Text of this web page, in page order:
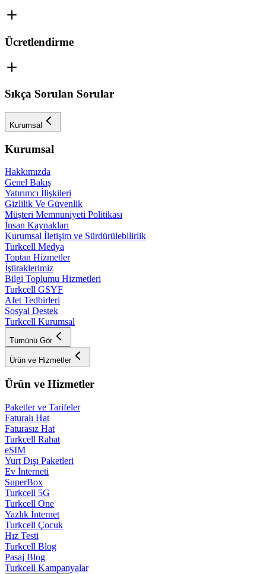
Ücretlendirme
Sıkça Sorulan Sorular
Kurumsal
Kurumsal
Hakkımızda
Genel Bakış
Yatırımcı İlişkileri
Gizlilik Ve Güvenlik
Müşteri Memnuniyeti Politikası
İnsan Kaynakları
Kurumsal İletişim ve Sürdürülebilirlik
Turkcell Medya
Toptan Hizmetler
İştiraklerimiz
Bilgi Toplumu Hizmetleri
Turkcell GSYF
Afet Tedbirleri
Sosyal Destek
Turkcell Kurumsal
Tümünü Gör
Ürün ve Hizmetler
Ürün ve Hizmetler
Paketler ve Tarifeler
Faturalı Hat
Faturasız Hat
Turkcell Rahat
eSIM
Yurt Dışı Paketleri
Ev İnterneti
SuperBox
Turkcell 5G
Turkcell One
Yazlık İnternet
Turkcell Çocuk
Hız Testi
Turkcell Blog
Pasaj Blog
Turkcell Kampanyalar